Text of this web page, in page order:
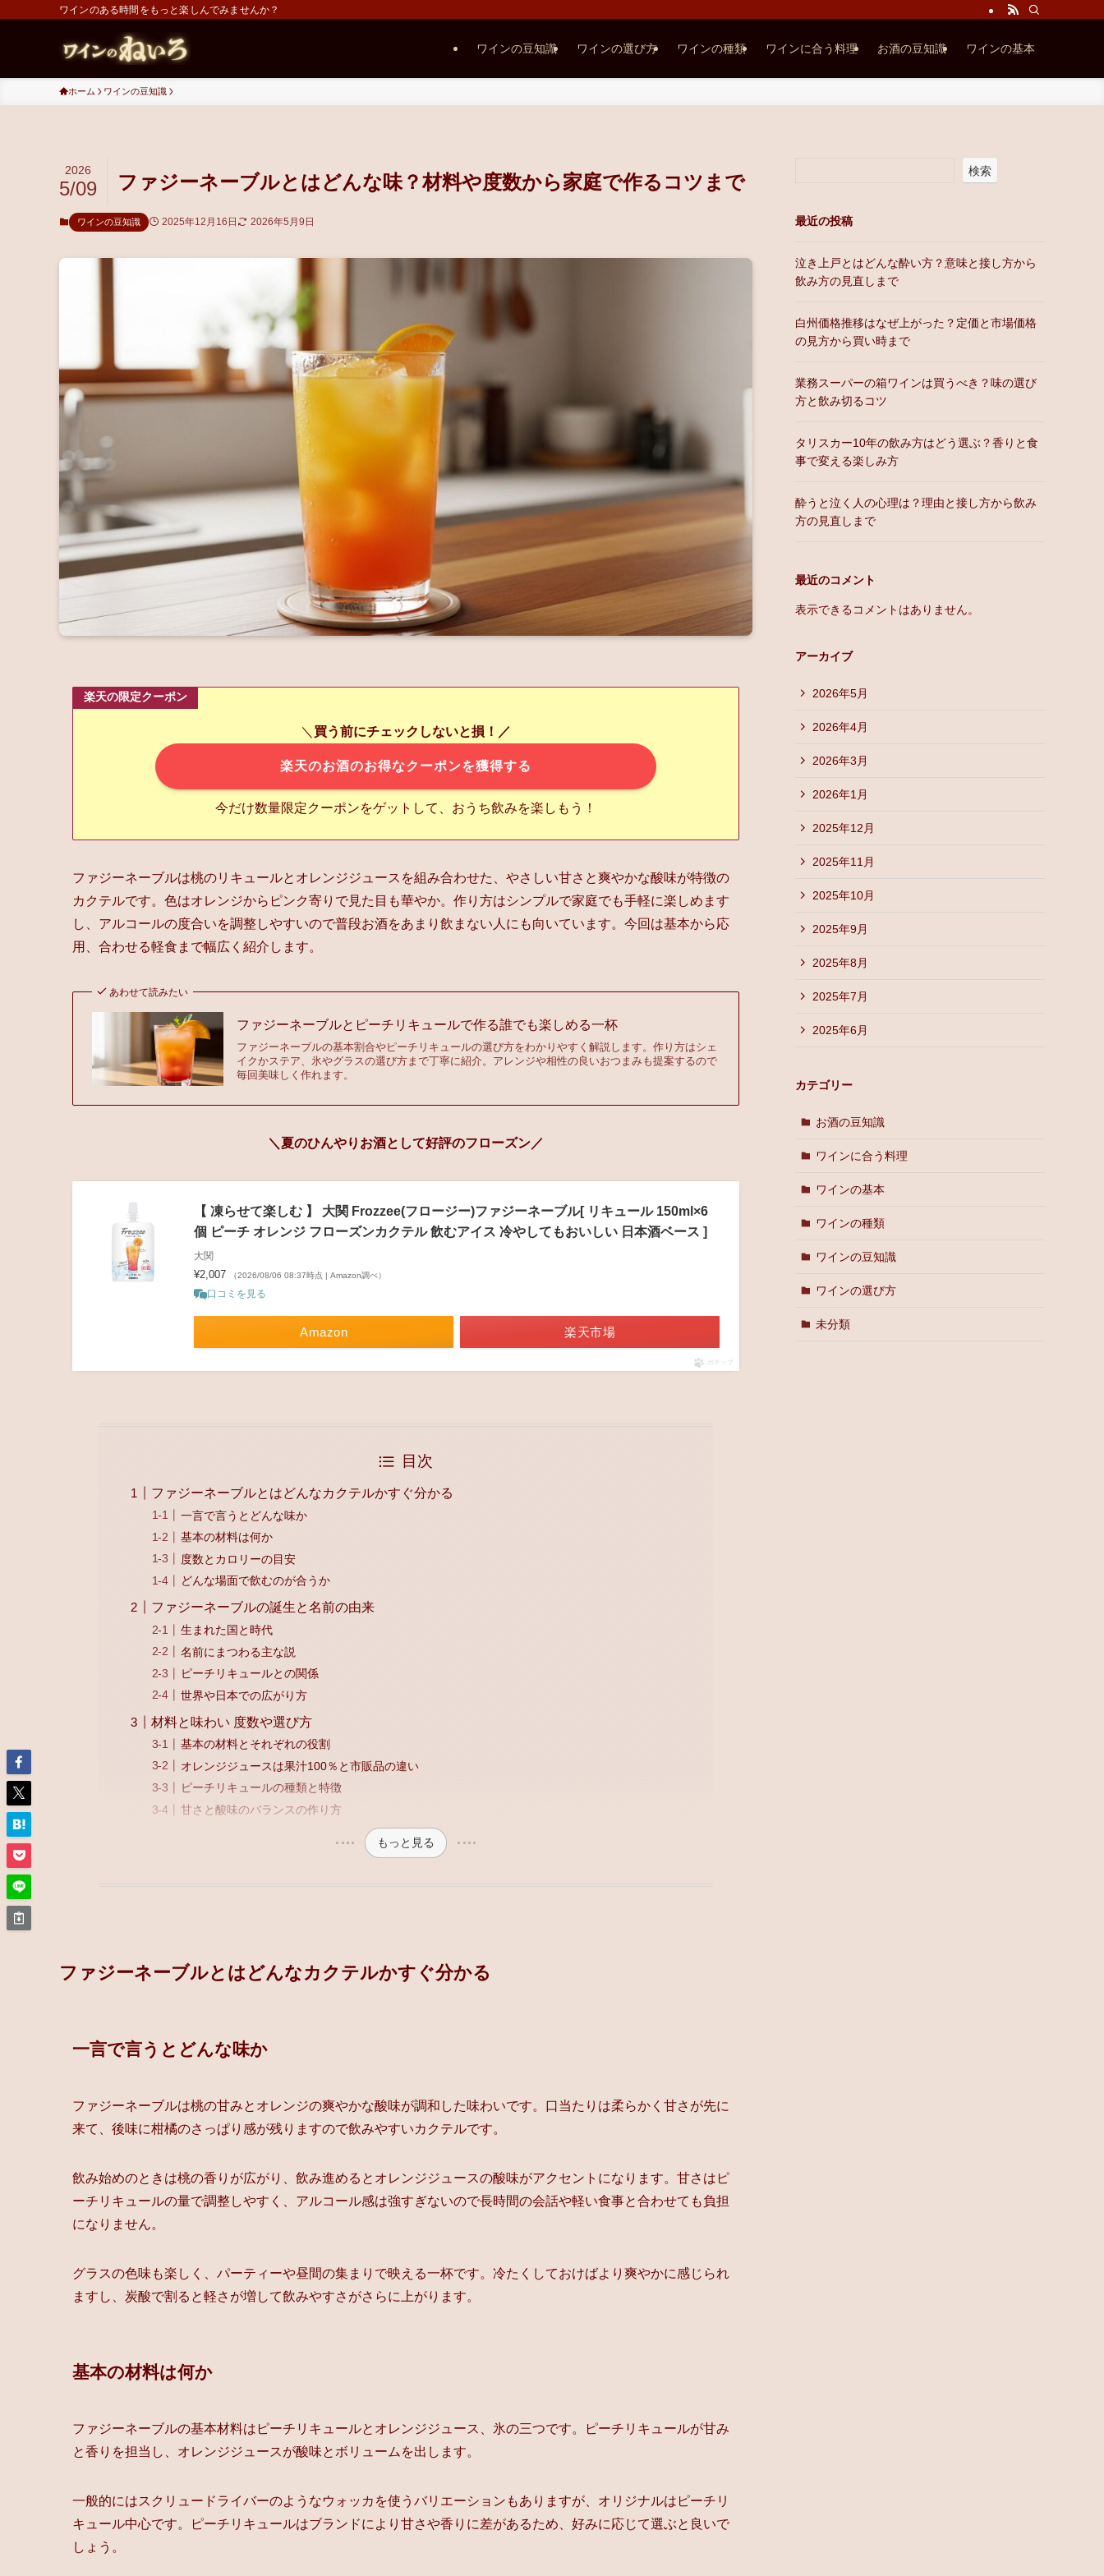
ワインのある時間をもっと楽しんでみませんか？
ワインの豆知識 ワインの選び方 ワインの種類 ワインに合う料理 お酒の豆知識 ワインの基本
ホーム ワインの豆知識
ファジーネーブルとはどんな味？材料や度数から家庭で作るコツまで
2026
5/09
ワインの豆知識 2025年12月16日 2026年5月9日
楽天の限定クーポン
＼ 買う前にチェックしないと損！／
楽天のお酒のお得なクーポンを獲得する
今だけ数量限定クーポンをゲットして、おうち飲みを楽しもう！
ファジーネーブルは桃のリキュールとオレンジジュースを組み合わせた、やさしい甘さと爽やかな酸味が特徴の
カクテルです。色はオレンジからピンク寄りで見た目も華やか。作り方はシンプルで家庭でも手軽に楽しめます
し、アルコールの度合いを調整しやすいので普段お酒をあまり飲まない人にも向いています。今回は基本から応
用、合わせる軽食まで幅広く紹介します。
あわせて読みたい
ファジーネーブルとピーチリキュールで作る誰でも楽しめる一杯
ファジーネーブルの基本割合やピーチリキュールの選び方をわかりやすく解説します。作り方はシェ
イクかステア、氷やグラスの選び方まで丁寧に紹介。アレンジや相性の良いおつまみも提案するので
毎回美味しく作れます。
＼夏のひんやりお酒として好評のフローズン／
【 凍らせて楽しむ 】 大関 Frozzee(フロージー)ファジーネーブル[ リキュール 150ml×6
個 ピーチ オレンジ フローズンカクテル 飲むアイス 冷やしてもおいしい 日本酒ベース ]
大関
¥2,007 （2026/08/06 08:37時点 | Amazon調べ）
口コミを見る
Amazon 楽天市場
ポチップ
目次
ファジーネーブルとはどんなカクテルかすぐ分かる
一言で言うとどんな味か
基本の材料は何か
度数とカロリーの目安
どんな場面で飲むのが合うか
ファジーネーブルの誕生と名前の由来
生まれた国と時代
名前にまつわる主な説
ピーチリキュールとの関係
世界や日本での広がり方
材料と味わい 度数や選び方
基本の材料とそれぞれの役割
オレンジジュースは果汁100％と市販品の違い
ピーチリキュールの種類と特徴
甘さと酸味のバランスの作り方
もっと見る
ファジーネーブルとはどんなカクテルかすぐ分かる
一言で言うとどんな味か
ファジーネーブルは桃の甘みとオレンジの爽やかな酸味が調和した味わいです。口当たりは柔らかく甘さが先に
来て、後味に柑橘のさっぱり感が残りますので飲みやすいカクテルです。
飲み始めのときは桃の香りが広がり、飲み進めるとオレンジジュースの酸味がアクセントになります。甘さはピ
ーチリキュールの量で調整しやすく、アルコール感は強すぎないので長時間の会話や軽い食事と合わせても負担
になりません。
グラスの色味も楽しく、パーティーや昼間の集まりで映える一杯です。冷たくしておけばより爽やかに感じられ
ますし、炭酸で割ると軽さが増して飲みやすさがさらに上がります。
基本の材料は何か
ファジーネーブルの基本材料はピーチリキュールとオレンジジュース、氷の三つです。ピーチリキュールが甘み
と香りを担当し、オレンジジュースが酸味とボリュームを出します。
一般的にはスクリュードライバーのようなウォッカを使うバリエーションもありますが、オリジナルはピーチリ
キュール中心です。ピーチリキュールはブランドにより甘さや香りに差があるため、好みに応じて選ぶと良いで
しょう。
検索
最近の投稿
泣き上戸とはどんな酔い方？意味と接し方から
飲み方の見直しまで
白州価格推移はなぜ上がった？定価と市場価格
の見方から買い時まで
業務スーパーの箱ワインは買うべき？味の選び
方と飲み切るコツ
タリスカー10年の飲み方はどう選ぶ？香りと食
事で変える楽しみ方
酔うと泣く人の心理は？理由と接し方から飲み
方の見直しまで
最近のコメント
表示できるコメントはありません。
アーカイブ
2026年5月
2026年4月
2026年3月
2026年1月
2025年12月
2025年11月
2025年10月
2025年9月
2025年8月
2025年7月
2025年6月
カテゴリー
お酒の豆知識
ワインに合う料理
ワインの基本
ワインの種類
ワインの豆知識
ワインの選び方
未分類